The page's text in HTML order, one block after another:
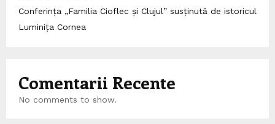
Conferința „Familia Cioflec și Clujul” susținută de istoricul
Luminița Cornea
Comentarii Recente
No comments to show.